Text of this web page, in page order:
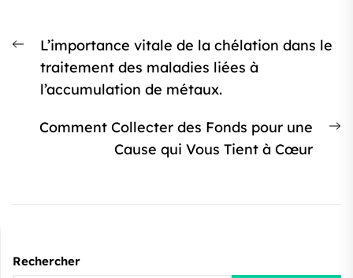
de
l’article
Article
précédent
L’importance vitale de la chélation dans le
traitement des maladies liées à
l’accumulation de métaux.
Comment Collecter des Fonds pour une
Cause qui Vous Tient à Cœur
Rechercher